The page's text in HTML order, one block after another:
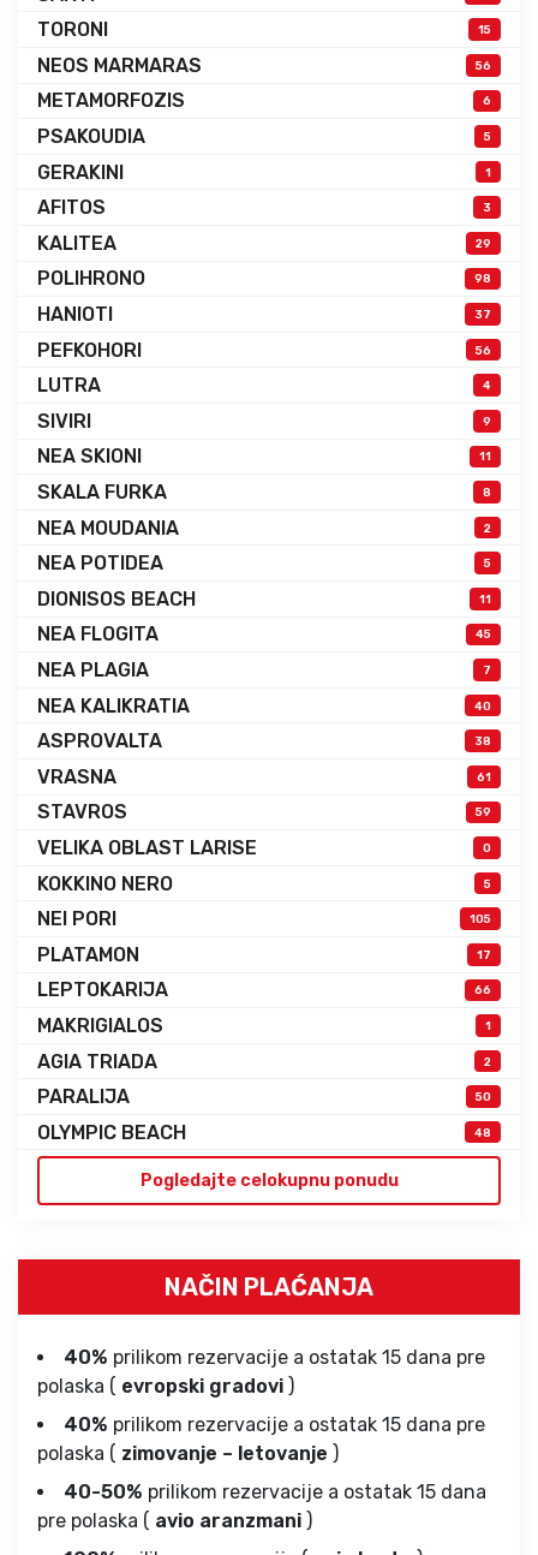
TORONI 15
NEOS MARMARAS 56
METAMORFOZIS 6
PSAKOUDIA 5
GERAKINI 1
AFITOS 3
KALITEA 29
POLIHRONO 98
HANIOTI 37
PEFKOHORI 56
LUTRA 4
SIVIRI 9
NEA SKIONI 11
SKALA FURKA 8
NEA MOUDANIA 2
NEA POTIDEA 5
DIONISOS BEACH 11
NEA FLOGITA 45
NEA PLAGIA 7
NEA KALIKRATIA 40
ASPROVALTA 38
VRASNA 61
STAVROS 59
VELIKA OBLAST LARISE 0
KOKKINO NERO 5
NEI PORI 105
PLATAMON 17
LEPTOKARIJA 66
MAKRIGIALOS 1
AGIA TRIADA 2
PARALIJA 50
OLYMPIC BEACH 48
Pogledajte celokupnu ponudu
NAČIN PLAĆANJA
40% prilikom rezervacije a ostatak 15 dana pre
polaska ( evropski gradovi )
40% prilikom rezervacije a ostatak 15 dana pre
polaska ( zimovanje – letovanje )
40-50% prilikom rezervacije a ostatak 15 dana
pre polaska ( avio aranzmani )